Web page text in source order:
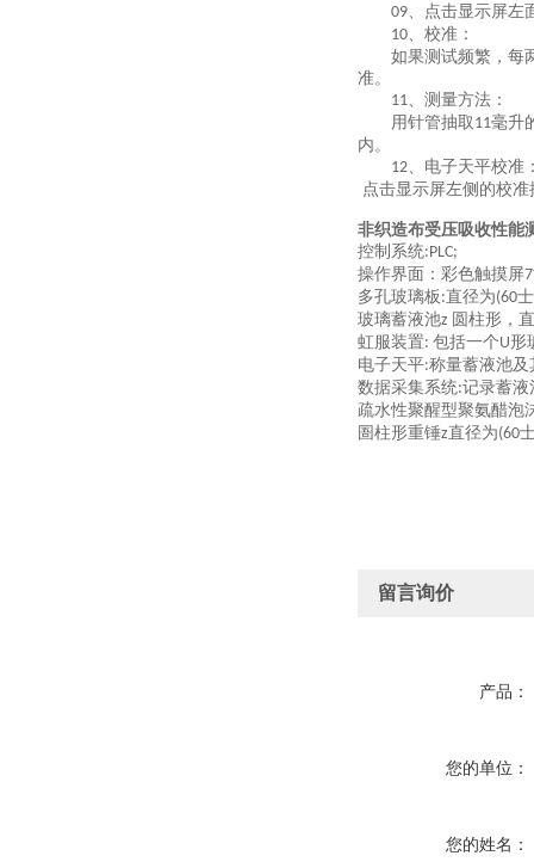
09、点击显示屏左
10、校准：
如果测试频繁，每两
准。
11、测量方法：
用针管抽取 11毫升
内。
12、电子天平校准
点击显示屏左侧的校
非织造布受压吸收性能
控制系统:PLC;
操作界面：彩色触摸屏7
多孔玻璃板 :直径为(60士
玻璃蓄液池z 圆柱形，
虹服装置: 包括一个U形
电子天平:称量蓄液池
数据采集系统:记录蓄液
疏水性聚醒型聚氨醋泡
圄柱形重锤z直径为(60
留言询价
产品：
您的单位：
您的姓名：